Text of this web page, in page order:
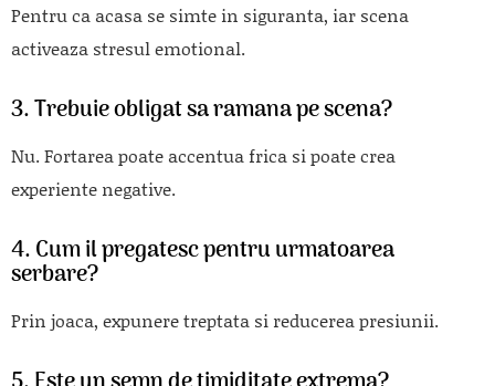
Pentru ca acasa se simte in siguranta, iar scena
activeaza stresul emotional.
3. Trebuie obligat sa ramana pe scena?
Nu. Fortarea poate accentua frica si poate crea
experiente negative.
4. Cum il pregatesc pentru urmatoarea
serbare?
Prin joaca, expunere treptata si reducerea presiunii.